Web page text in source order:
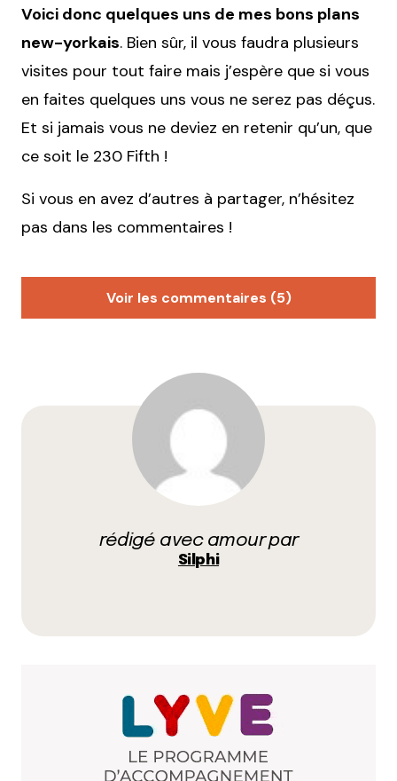
Voici donc quelques uns de mes bons plans
new-yorkais. Bien sûr, il vous faudra plusieurs
visites pour tout faire mais j’espère que si vous
en faites quelques uns vous ne serez pas déçus.
Et si jamais vous ne deviez en retenir qu’un, que
ce soit le 230 Fifth !
Si vous en avez d’autres à partager, n’hésitez
pas dans les commentaires !
Voir les commentaires (5)
il faut absolument aller au « Ellen’s stardust Diner
1650 Broadway, Corner of 51st Street ! c’est just
génial ! un vrai Dinner ! on pousse la porte et nous
voilà dans les années 50/60 made in US avec
banquette verte/bleue et vinils accrochés au mur !
sans oublier les serveurs/chanteurs ( le plus
souvent ils boss aussi dans des comédie musicales
sur brodway) ! en plus c’est trooooooop bon !
se ravitailler. La pizzeria Grimaldi’s située juste sous
le pont (coté Brooklin) est réputée pour servir les
meilleurs pizzas de New York.
La première fois que j’y suis allé, c’est un dimanche
14 juillet 2010 à 22 h 29 min
rédigé avec amour par
Silphi